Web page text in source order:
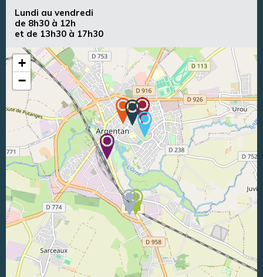
Lundi au vendredi
de 8h30 à 12h
et de 13h30 à 17h30
+
−